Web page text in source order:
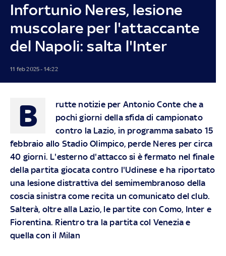
Infortunio Neres, lesione
muscolare per l'attaccante
del Napoli: salta l'Inter
11 feb 2025 - 14:22
B
rutte notizie per Antonio Conte che a
pochi giorni della sfida di campionato
contro la Lazio, in programma sabato 15
febbraio allo Stadio Olimpico, perde Neres per circa
40 giorni. L'esterno d'attacco si è fermato nel finale
della partita giocata contro l'Udinese e ha riportato
una lesione distrattiva del semimembranoso della
coscia sinistra come recita un comunicato del club.
Salterà, oltre alla Lazio, le partite con Como, Inter e
Fiorentina. Rientro tra la partita col Venezia e
quella con il Milan